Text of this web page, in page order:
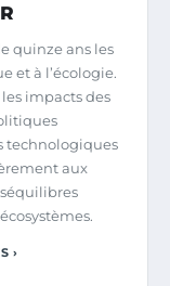
quinze ans les
et à l’écologie.
impacts des
technologiques
aux
›